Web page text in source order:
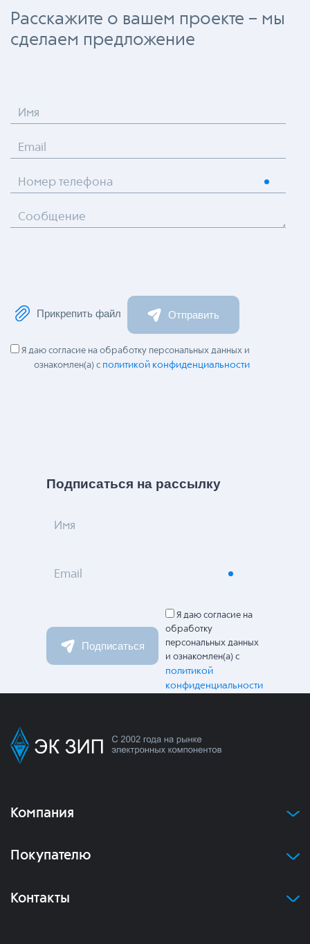
Расскажите о вашем проекте – мы
сделаем предложение
Имя
Email
Номер телефона
Сообщение
Прикрепить файл Отправить
Я даю согласие на обработку персональных данных и
ознакомлен(а) с политикой конфиденциальности
Подписаться на рассылку
Имя
Email
Подписаться
Я даю согласие на
обработку
персональных данных
и ознакомлен(а) с
политикой
конфиденциальности
Компания
Покупателю
Контакты